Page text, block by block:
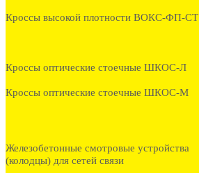
Кроссы высокой плотности ВОКС-ФП-СТ
Кроссы оптические стоечные ШКОС-Л
Кроссы оптические стоечные ШКОС-М
Железобетонные смотровые устройства
(колодцы) для сетей связи